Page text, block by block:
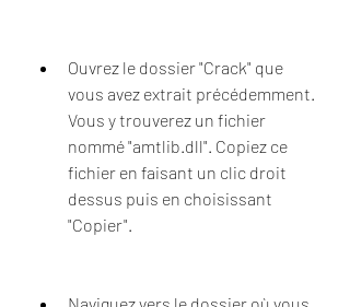
Ouvrez le dossier "Crack" que
vous avez extrait précédemment.
Vous y trouverez un fichier
nommé "amtlib.dll". Copiez ce
fichier en faisant un clic droit
dessus puis en choisissant
"Copier".